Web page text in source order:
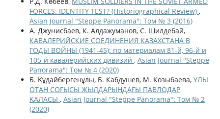
FORCES: IDENTITY TEST? (Historiographical Review) ,
Asian Journal "Steppe Panorama": Том № 3 (2016)
А. Джунисбаев, К. Алдажуманов, С. Шилдебай,
КАВАЛЕРИЙСКИЕ СОЕДИНЕНИЯ КАЗАХСТАНА В
ГОДЫ ВОЙНЫ (1941-45): по материалам 81-й, 96-й и
105-й кавалерийских дивизий , Asian Journal "Steppe
Panorama": Том № 4 (2020)
Б. Құдайбергенұлы, Б. Кабдушев, М. Козыбаева, ҰЛЫ
ОТАН СОҒЫСЫ ЖЫЛДАРЫНДАҒЫ ПАВЛОДАР
ҚАЛАСЫ , Asian Journal "Steppe Panorama": Том № 2
(2020)